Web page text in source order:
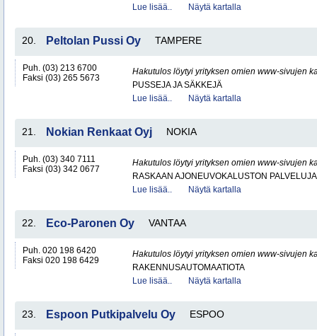
Lue lisää..
Näytä kartalla
20. Peltolan Pussi Oy TAMPERE
Puh. (03) 213 6700
Faksi (03) 265 5673
Hakutulos löytyi yrityksen omien www-sivujen
PUSSEJA JA SÄKKEJÄ
Lue lisää..
Näytä kartalla
21. Nokian Renkaat Oyj NOKIA
Puh. (03) 340 7111
Faksi (03) 342 0677
Hakutulos löytyi yrityksen omien www-sivujen
RASKAAN AJONEUVOKALUSTON
Lue lisää..
Näytä kartalla
22. Eco-Paronen Oy VANTAA
Puh. 020 198 6420
Faksi 020 198 6429
Hakutulos löytyi yrityksen omien www-sivujen
RAKENNUSAUTOMAATIOTA
Lue lisää..
Näytä kartalla
23. Espoon Putkipalvelu Oy ESPOO